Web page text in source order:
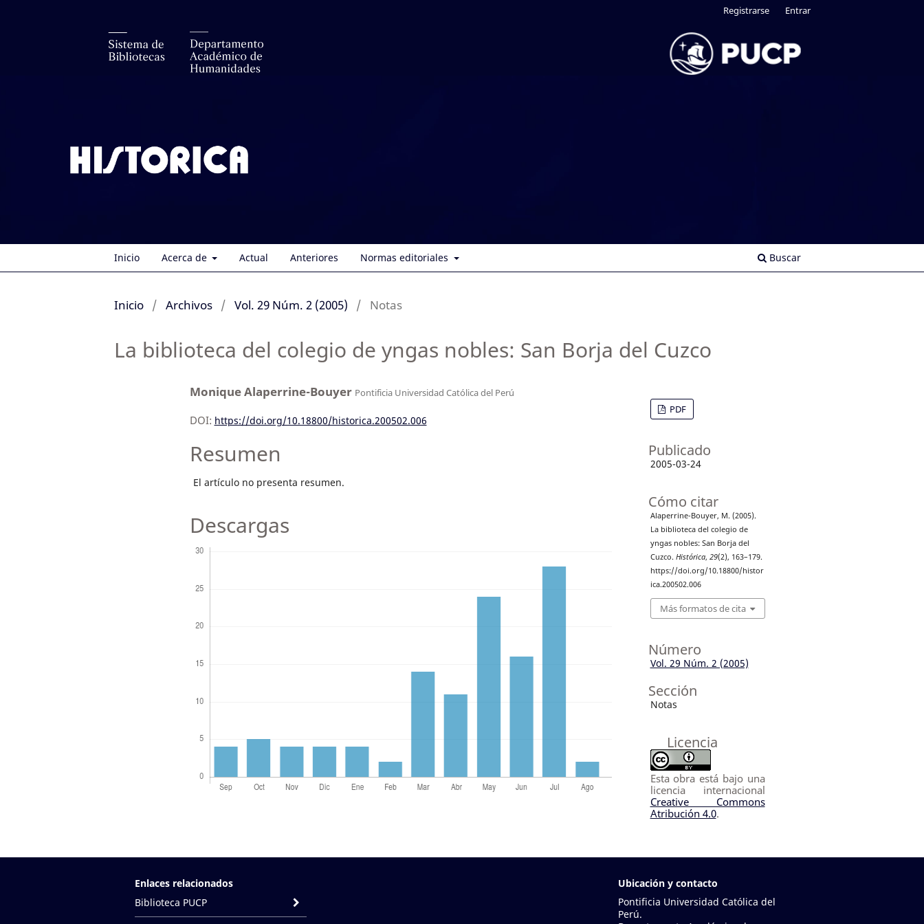
Inicio Acerca de Actual Anteriores Normas editoriales Buscar
Registrarse Entrar
Inicio / Archivos / Vol. 29 Núm. 2 (2005) / Notas
La biblioteca del colegio de yngas nobles: San Borja del Cuzco
Monique Alaperrine-Bouyer Pontificia Universidad Católica del Perú
DOI: https://doi.org/10.18800/historica.200502.006
Resumen
El artículo no presenta resumen.
Descargas
PDF
Publicado
2005-03-24
Cómo citar
Alaperrine-Bouyer, M. (2005).
La biblioteca del colegio de
yngas nobles: San Borja del
Cuzco. Histórica, 29(2), 163–179.
https://doi.org/10.18800/histor
ica.200502.006
Más formatos de cita
Número
Vol. 29 Núm. 2 (2005)
Sección
Notas
Licencia
Esta obra está bajo una
licencia internacional
Creative Commons
Atribución 4.0.
Enlaces relacionados
Biblioteca PUCP
Ubicación y contacto
Pontificia Universidad Católica del
Perú.